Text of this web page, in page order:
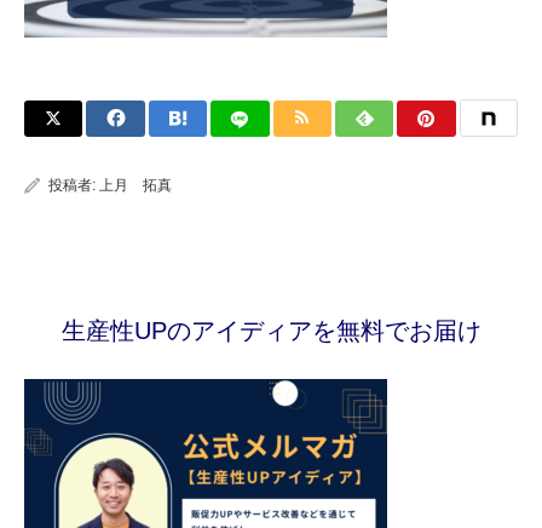
投稿者: 上月 拓真
生産性UPのアイディアを無料でお届け